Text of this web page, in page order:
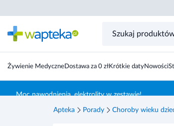
Żywienie MedyczneDostawa za 0 złKrótkie datyNowości
Moc nawodnienia, elektrolity w zestawie!
Apteka Porady Choroby wieku